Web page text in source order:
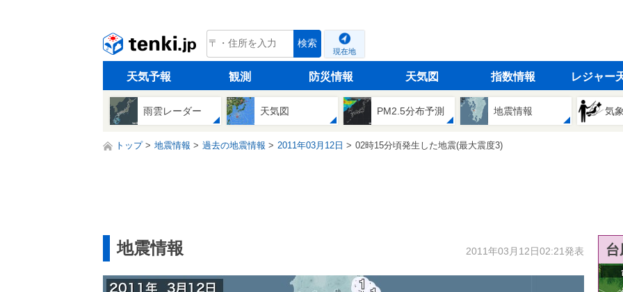
tenki.jp 検索
現在地
天気予報 観測 防災情報 天気図 指数情報 レジャー
雨雲レーダー 天気図 PM2.5分布予測 地震情報 気
トップ 地震情報 過去の地震情報 2011年03月12日 02時15分頃発生した地震(最大震度3)
地震情報 2011年03月12日02:21発表